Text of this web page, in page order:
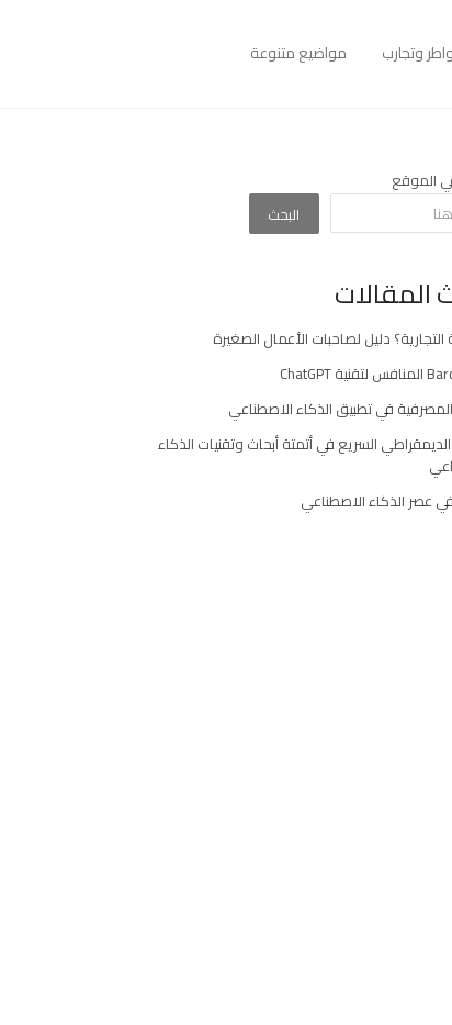
وتجارب مواضيع متنوعة
الموقع
البحث
المقالات
التجارية؟ دليل لصاحبات الأعمال الصغيرة
المصرفية في تطبيق الذكاء الاصطناعي
السريع في أتمتة أبحاث وتقنيات الذكاء
عصر الذكاء الاصطناعي